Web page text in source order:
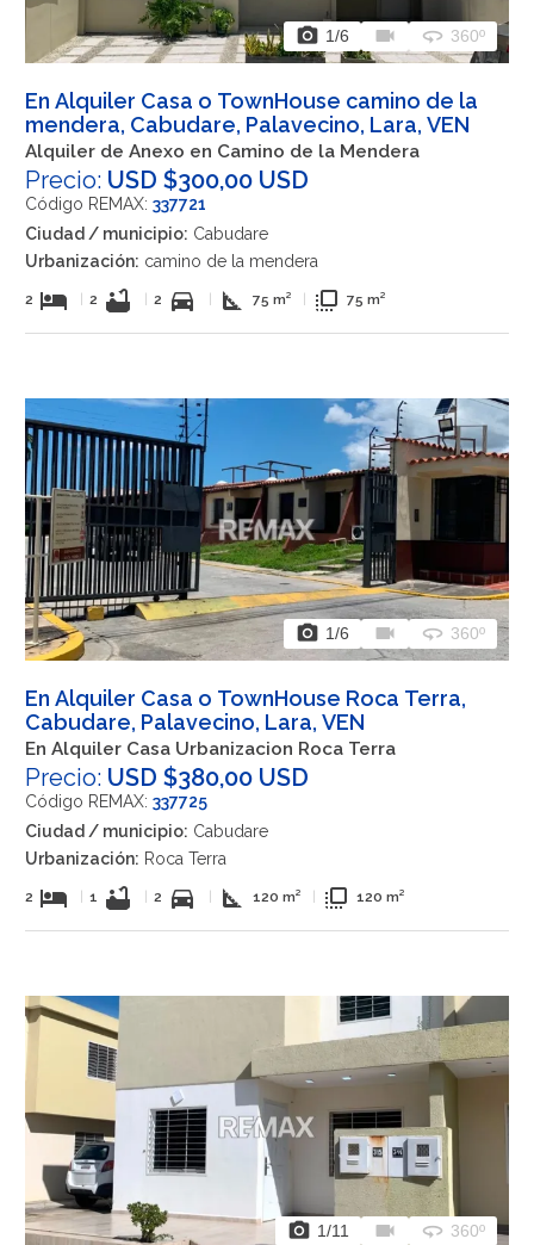
photo_camera 1/6 videocam 360 360º
En Alquiler Casa o TownHouse camino de la
mendera, Cabudare, Palavecino, Lara, VEN
Alquiler de Anexo en Camino de la Mendera
Precio: USD $300,00 USD
Código REMAX: 337721
Ciudad / municipio: Cabudare
Urbanización: camino de la mendera
2 hotel 2 bathtub 2 directions_car square_foot 75 m² flip_to_front 75 m²
photo_camera 1/6 videocam 360 360º
En Alquiler Casa o TownHouse Roca Terra,
Cabudare, Palavecino, Lara, VEN
En Alquiler Casa Urbanizacion Roca Terra
Precio: USD $380,00 USD
Código REMAX: 337725
Ciudad / municipio: Cabudare
Urbanización: Roca Terra
2 hotel 1 bathtub 2 directions_car square_foot 120 m² flip_to_front 120 m²
photo_camera 1/11 videocam 360 360º